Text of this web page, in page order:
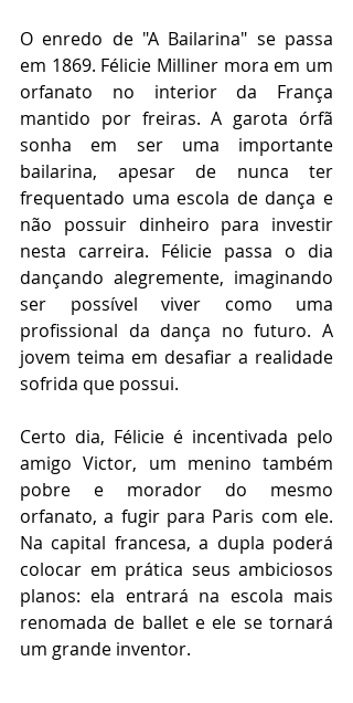
O enredo de "A Bailarina" se passa
em 1869. Félicie Milliner mora em um
orfanato no interior da França
mantido por freiras. A garota órfã
sonha em ser uma importante
bailarina, apesar de nunca ter
frequentado uma escola de dança e
não possuir dinheiro para investir
nesta carreira. Félicie passa o dia
dançando alegremente, imaginando
ser possível viver como uma
profissional da dança no futuro. A
jovem teima em desafiar a realidade
sofrida que possui.
Certo dia, Félicie é incentivada pelo
amigo Victor, um menino também
pobre e morador do mesmo
orfanato, a fugir para Paris com ele.
Na capital francesa, a dupla poderá
colocar em prática seus ambiciosos
planos: ela entrará na escola mais
renomada de ballet e ele se tornará
um grande inventor.